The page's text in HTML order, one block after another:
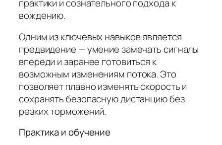
практики и сознательного подхода к
вождению.
Одним из ключевых навыков является
предвидение — умение замечать сигналы
впереди и заранее готовиться к
возможным изменениям потока. Это
позволяет плавно изменять скорость и
сохранять безопасную дистанцию без
резких торможений.
Практика и обучение